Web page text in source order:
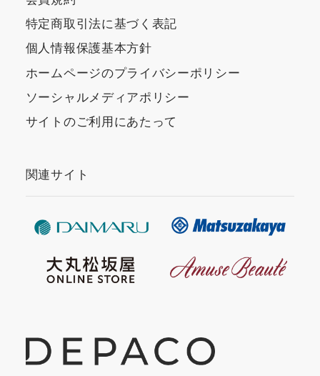
特定商取引法に基づく表記
個人情報保護基本方針
ホームページのプライバシーポリシー
ソーシャルメディアポリシー
サイトのご利用にあたって
関連サイト